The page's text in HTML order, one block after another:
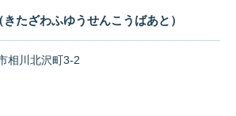
たざわふゆうせんこうばあと）
相川北沢町3-2